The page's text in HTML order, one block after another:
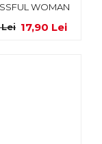
WOMAN
17,90 Lei